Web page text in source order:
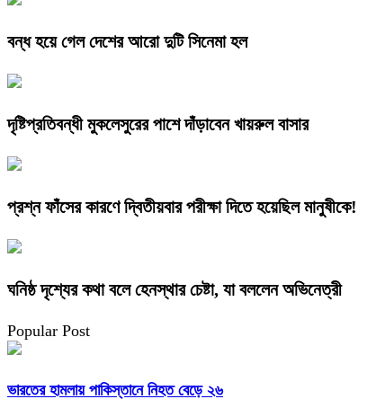
বন্ধ হয়ে গেল দেশের আরো দুটি সিনেমা হল
দৃষ্টিপ্রতিবন্ধী মুকলেসুরের পাশে দাঁড়াবেন খায়রুল বাসার
প্রশ্ন ফাঁসের কারণে দ্বিতীয়বার পরীক্ষা দিতে হয়েছিল মানুষীকে!
ঘনিষ্ঠ দৃশ্যের কথা বলে হেনস্থার চেষ্টা, যা বললেন অভিনেত্রী
Popular Post
ভারতের হামলায় পাকিস্তানে নিহত বেড়ে ২৬